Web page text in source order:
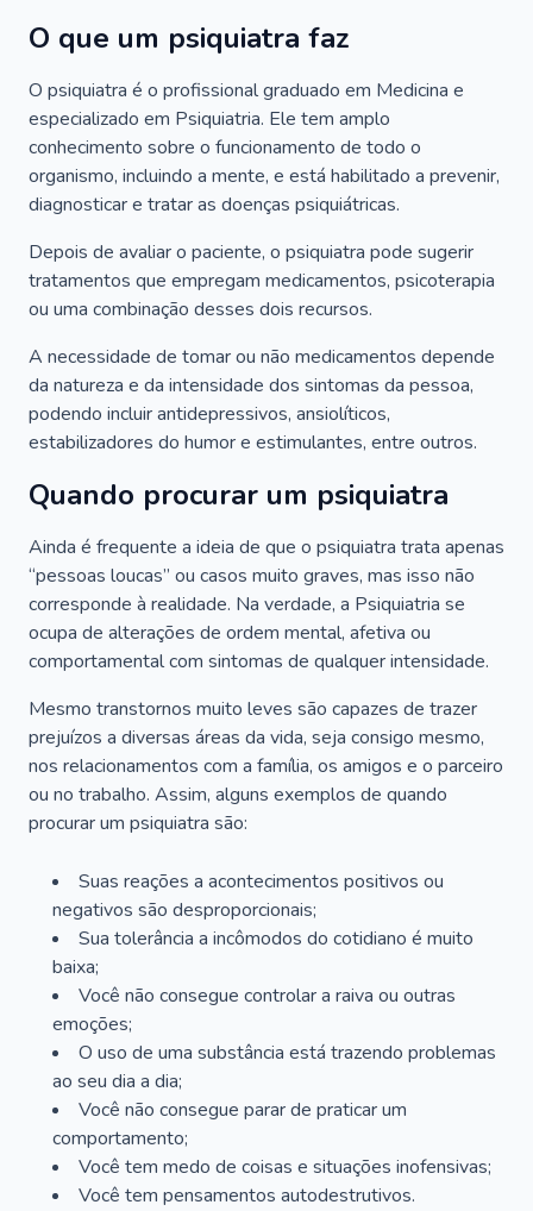
O que um psiquiatra faz
O psiquiatra é o profissional graduado em Medicina e
especializado em Psiquiatria. Ele tem amplo
conhecimento sobre o funcionamento de todo o
organismo, incluindo a mente, e está habilitado a prevenir,
diagnosticar e tratar as doenças psiquiátricas.
Depois de avaliar o paciente, o psiquiatra pode sugerir
tratamentos que empregam medicamentos, psicoterapia
ou uma combinação desses dois recursos.
A necessidade de tomar ou não medicamentos depende
da natureza e da intensidade dos sintomas da pessoa,
podendo incluir antidepressivos, ansiolíticos,
estabilizadores do humor e estimulantes, entre outros.
Quando procurar um psiquiatra
Ainda é frequente a ideia de que o psiquiatra trata apenas
“pessoas loucas” ou casos muito graves, mas isso não
corresponde à realidade. Na verdade, a Psiquiatria se
ocupa de alterações de ordem mental, afetiva ou
comportamental com sintomas de qualquer intensidade.
Mesmo transtornos muito leves são capazes de trazer
prejuízos a diversas áreas da vida, seja consigo mesmo,
nos relacionamentos com a família, os amigos e o parceiro
ou no trabalho. Assim, alguns exemplos de quando
procurar um psiquiatra são:
Suas reações a acontecimentos positivos ou
negativos são desproporcionais;
Sua tolerância a incômodos do cotidiano é muito
baixa;
Você não consegue controlar a raiva ou outras
emoções;
O uso de uma substância está trazendo problemas
ao seu dia a dia;
Você não consegue parar de praticar um
comportamento;
Você tem medo de coisas e situações inofensivas;
Você tem pensamentos autodestrutivos.